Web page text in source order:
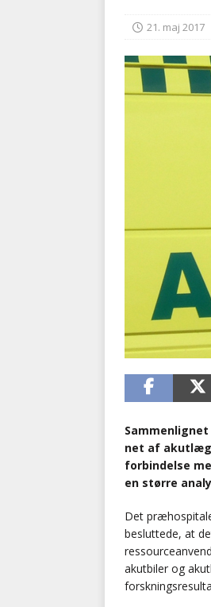
21. maj 2017
net af
forbindelse
en større
Det
besluttede, at
akutbiler og